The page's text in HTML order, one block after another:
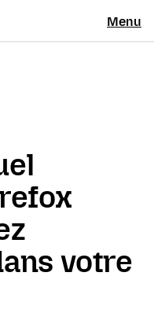
Menu
votre